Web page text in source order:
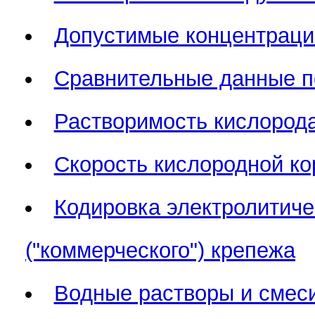
Допустимые
Сравнительные данные
Растворимость
Скорость кислородной
Кодировка
("коммерческого") крепежа
Водные растворы и